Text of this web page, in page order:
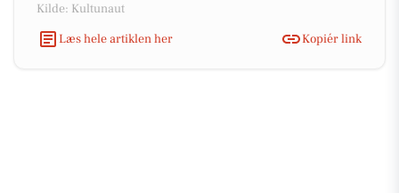
Kilde: Kultunaut
Læs hele artiklen her
Kopiér link